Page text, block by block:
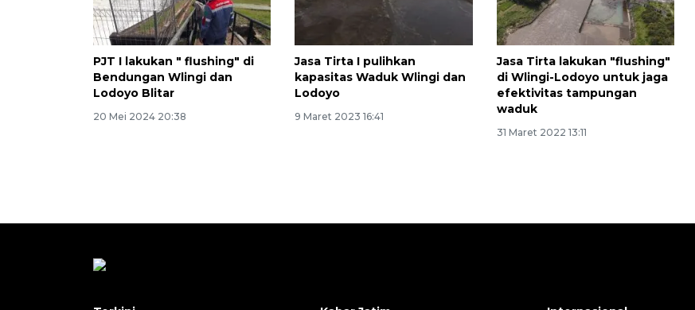
PJT I lakukan " flushing" di
Bendungan Wlingi dan
Lodoyo Blitar
20 Mei 2024 20:38
Jasa Tirta I pulihkan
kapasitas Waduk Wlingi dan
Lodoyo
9 Maret 2023 16:41
Jasa Tirta lakukan "flushing"
di Wlingi-Lodoyo untuk jaga
efektivitas tampungan
waduk
31 Maret 2022 13:11